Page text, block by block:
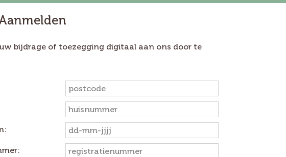
bijdrage of toezegging digitaal aan ons door te